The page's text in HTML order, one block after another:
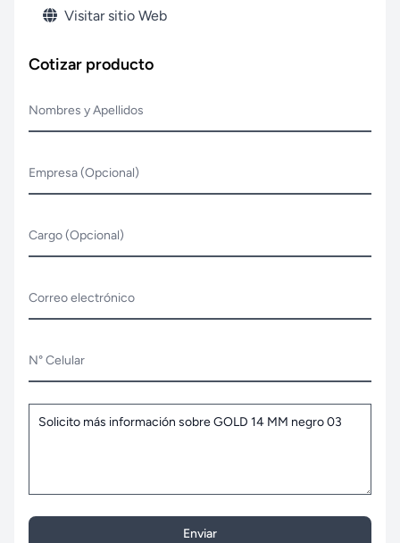
Visitar sitio Web
Cotizar producto
Nombres y Apellidos
Empresa (Opcional)
Cargo (Opcional)
Correo electrónico
N° Celular
Enviar